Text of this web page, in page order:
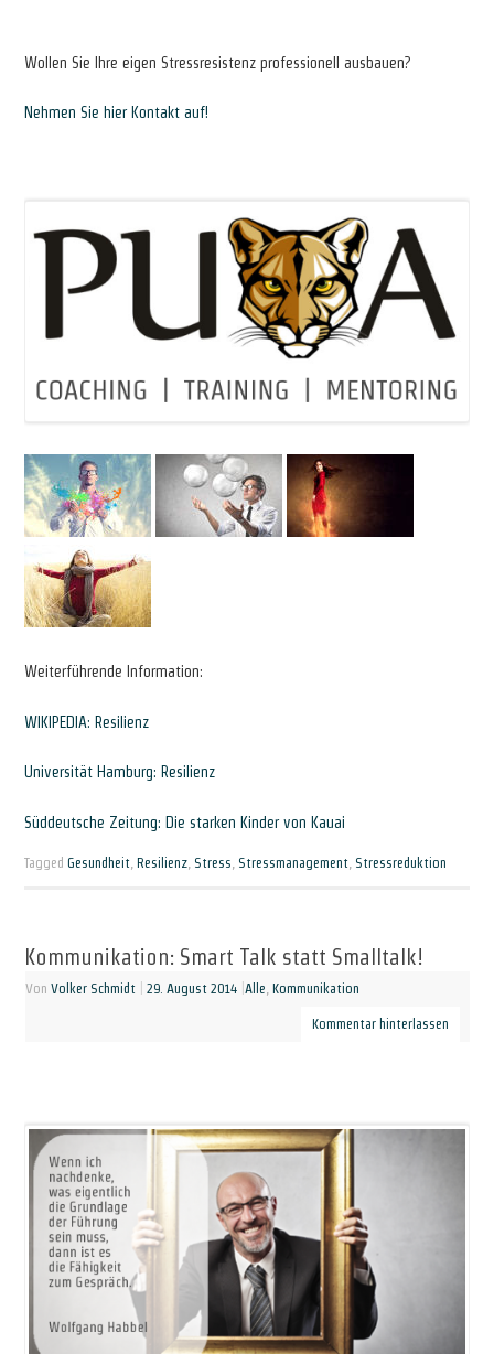
Wollen Sie Ihre eigen Stressresistenz professionell ausbauen?
Nehmen Sie hier Kontakt auf!
Weiterführende Information:
WIKIPEDIA: Resilienz
Universität Hamburg: Resilienz
Süddeutsche Zeitung: Die starken Kinder von Kauai
Tagged Gesundheit, Resilienz, Stress, Stressmanagement, Stressreduktion
Kommunikation: Smart Talk statt Smalltalk!
Von Volker Schmidt 29. August 2014 Alle, Kommunikation
Kommentar hinterlassen